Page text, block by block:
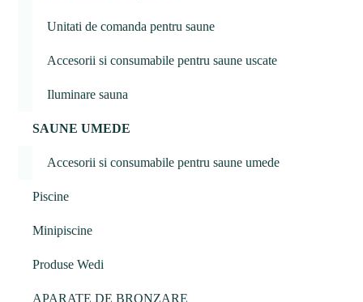
Unitati de comanda pentru saune
Accesorii si consumabile pentru saune uscate
Iluminare sauna
SAUNE UMEDE
Accesorii si consumabile pentru saune umede
Piscine
Minipiscine
Produse Wedi
APARATE DE BRONZARE